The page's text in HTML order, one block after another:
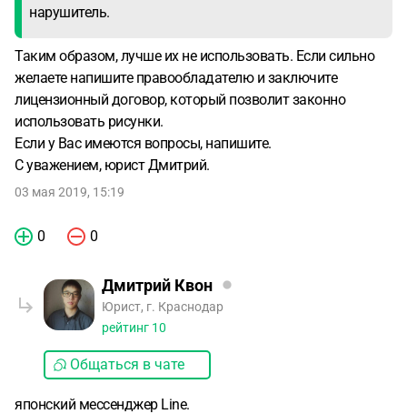
нарушитель.
Таким образом, лучше их не использовать. Если сильно
желаете напишите правообладателю и заключите
лицензионный договор, который позволит законно
использовать рисунки.
Если у Вас имеются вопросы, напишите.
С уважением, юрист Дмитрий.
03 мая 2019, 15:19
0 0
Дмитрий Квон
Юрист, г. Краснодар
рейтинг 10
Общаться в чате
японский мессенджер Line.